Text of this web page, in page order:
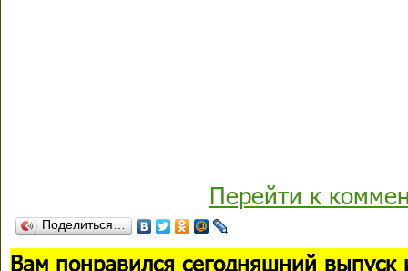
Перейти к
Поделиться…
Вам понравился сегодняшний выпуск